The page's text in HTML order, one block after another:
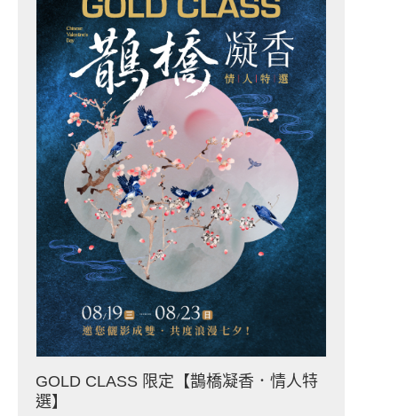
GOLD CLASS 限定【鵲橋凝香．情人特
選】